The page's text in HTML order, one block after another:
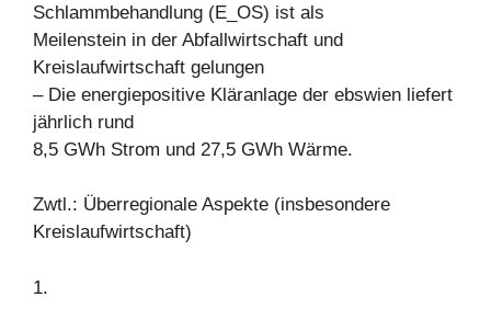
Schlammbehandlung (E_OS) ist als
Meilenstein in der Abfallwirtschaft und
Kreislaufwirtschaft gelungen
– Die energiepositive Kläranlage der ebswien liefert
jährlich rund
8,5 GWh Strom und 27,5 GWh Wärme.
Zwtl.: Überregionale Aspekte (insbesondere
Kreislaufwirtschaft)
1.